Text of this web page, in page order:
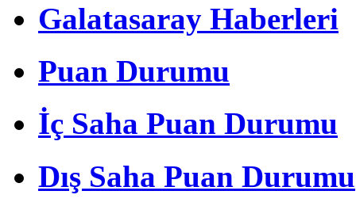
Galatasaray Haberleri
Puan Durumu
İç Saha Puan Durumu
Dış Saha Puan Durumu